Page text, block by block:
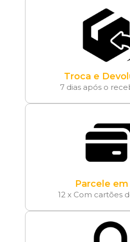
Troca e
7 dias após o
Parcele
12 x Com cartões